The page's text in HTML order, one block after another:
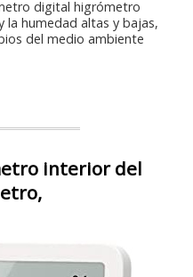
digital higrómetro
la humedad altas y bajas,
del medio ambiente
interior del